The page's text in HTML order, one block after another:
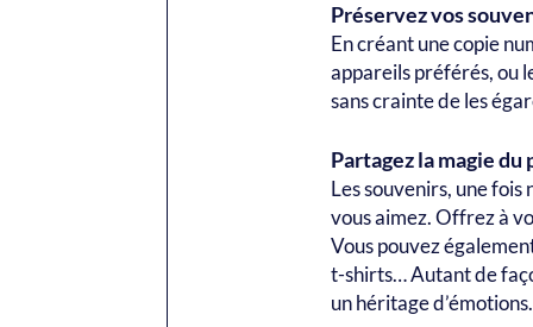
Préservez vos
En créant une copie
appareils préférés, ou
sans crainte de les
Partagez la magie du
Les souvenirs, une
vous aimez. Offrez à
Vous pouvez
t-shirts… Autant de
un héritage d’émotions.